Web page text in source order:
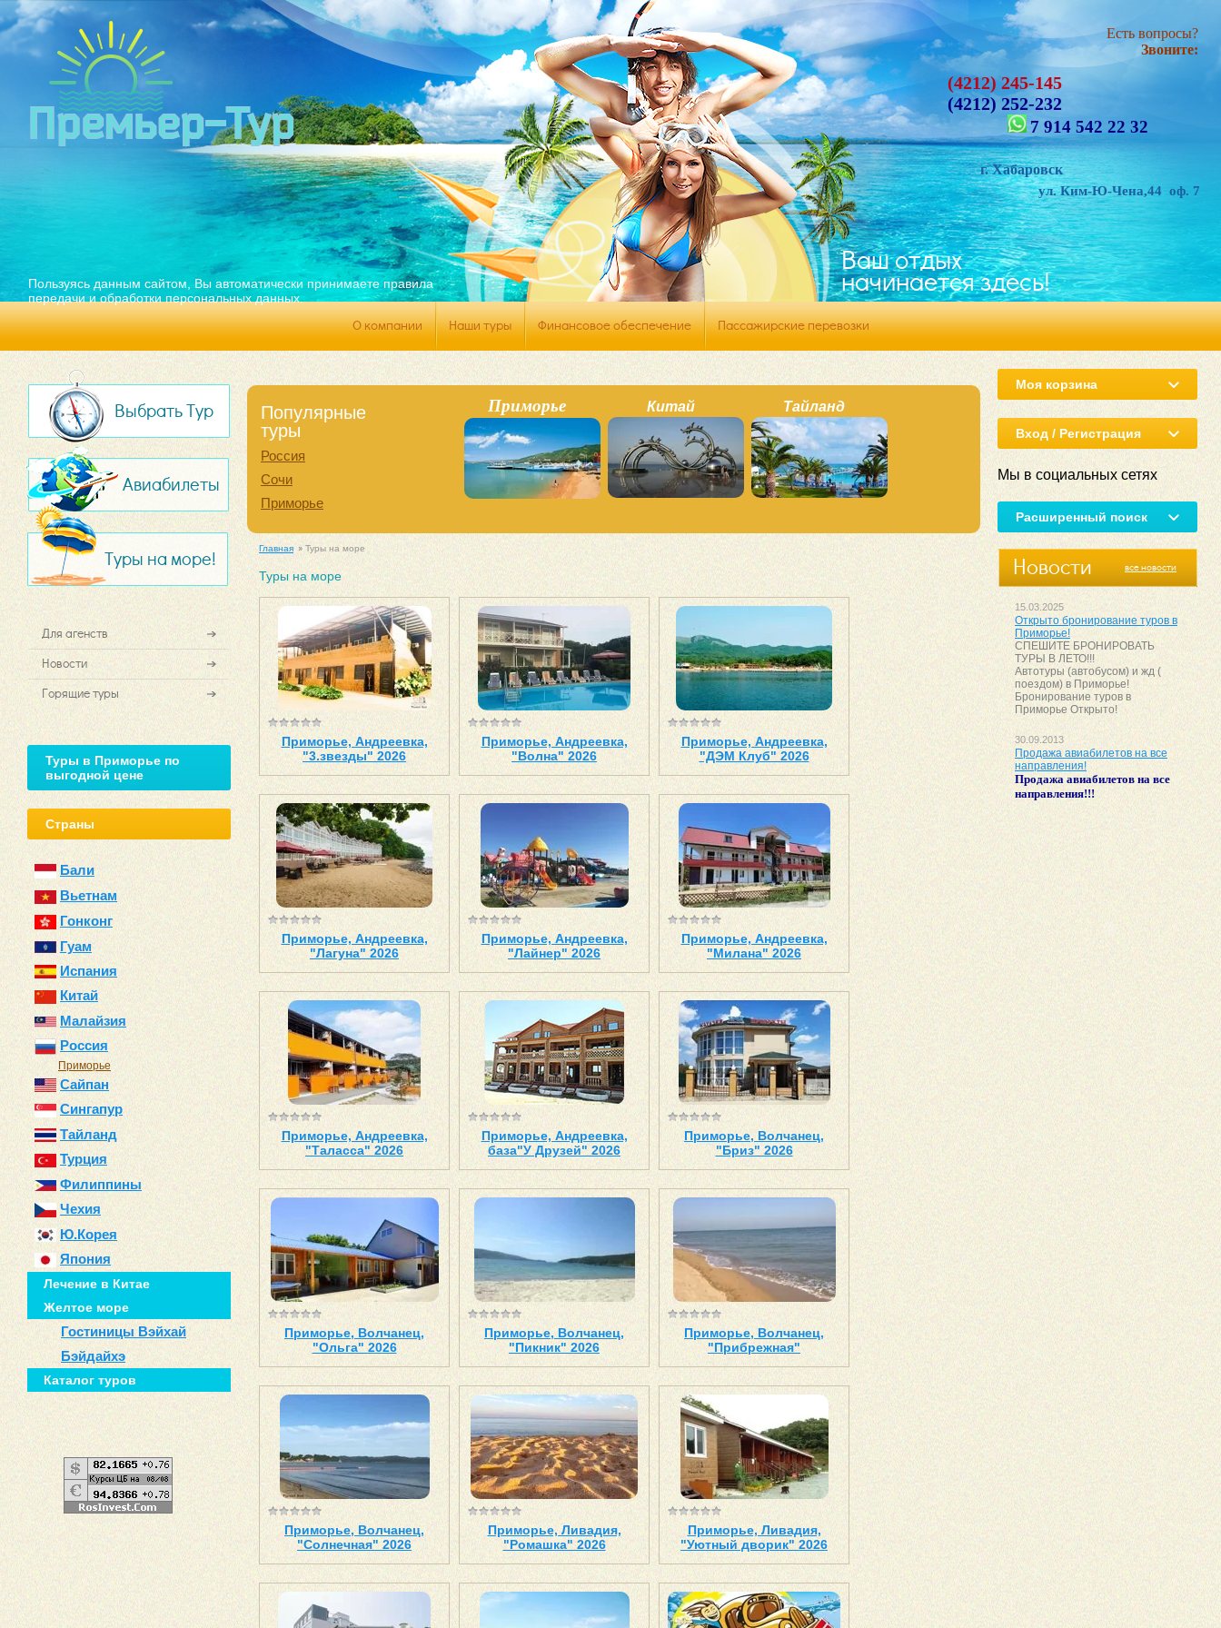
Пользуясь данным сайтом, Вы автоматически принимаете правила
передачи и обработки персональных данных.
Ваш отдых
начинается здесь!
Есть вопросы?
Звоните:
(4212) 245-145
(4212) 252-232
7 914 542 22 32
г. Хабаровск
ул. Ким-Ю-Чена,44 оф. 7
О компании Наши туры Финансовое обеспечение Пассажирские перевозки
Популярные
туры
Россия
Сочи
Приморье
Приморье Китай Тайланд
Главная Туры на море
Туры на море
Приморье, Андреевка,
"3.звезды" 2026
Приморье, Андреевка,
"Волна" 2026
Приморье, Андреевка,
"ДЭМ Клуб" 2026
Приморье, Андреевка,
"Лагуна" 2026
Приморье, Андреевка,
"Лайнер" 2026
Приморье, Андреевка,
"Милана" 2026
Приморье, Андреевка,
"Таласса" 2026
Приморье, Андреевка,
база"У Друзей" 2026
Приморье, Волчанец,
"Бриз" 2026
Приморье, Волчанец,
"Ольга" 2026
Приморье, Волчанец,
"Пикник" 2026
Приморье, Волчанец,
"Прибрежная"
Приморье, Волчанец,
"Солнечная" 2026
Приморье, Ливадия,
"Ромашка" 2026
Приморье, Ливадия,
"Уютный дворик" 2026
Выбрать Тур
Авиабилеты
Туры на море!
Для агенств
Новости
Горящие туры
Туры в Приморье по
выгодной цене
Страны
Бали
Вьетнам
Гонконг
Гуам
Испания
Китай
Малайзия
Россия
Приморье
Сайпан
Сингапур
Тайланд
Турция
Филиппины
Чехия
Ю.Корея
Япония
Лечение в Китае
Желтое море
Гостиницы Вэйхай
Бэйдайхэ
Каталог туров
Моя корзина
Вход / Регистрация
Мы в социальных сетях
Расширенный поиск
Новости все новости
15.03.2025
Открыто бронирование туров в
Приморье!
СПЕШИТЕ БРОНИРОВАТЬ
ТУРЫ В ЛЕТО!!!
Автотуры (автобусом) и жд (
поездом) в Приморье!
Бронирование туров в
Приморье Открыто!
30.09.2013
Продажа авиабилетов на все
направления!
Продажа авиабилетов на все
направления!!!